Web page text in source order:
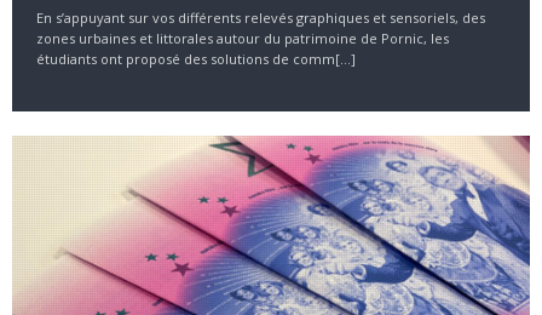
En s’appuyant sur vos différents relevés graphiques et sensoriels, des
zones urbaines et littorales autour du patrimoine de Pornic, les
étudiants ont proposé des solutions de comm[...]